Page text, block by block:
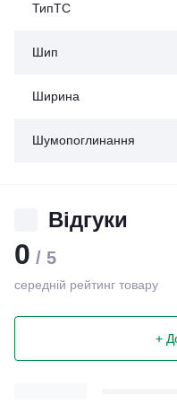
ТипТС
Шип
Ширина
Шумопоглинання
Відгуки
0 / 5
середній рейтинг товару
+